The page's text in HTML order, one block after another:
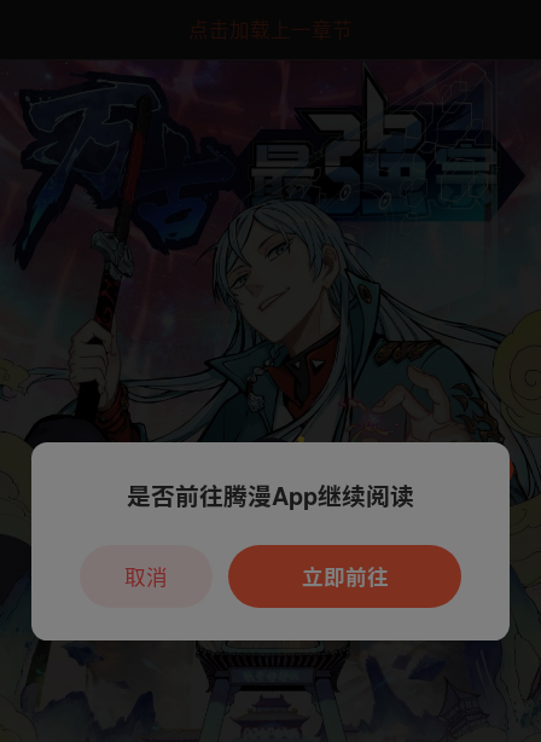
点击加载上一章节
本章节仅支持App阅读，可打开App新用
户7天免费看
是否前往腾漫App继续阅读
立即前往
取消